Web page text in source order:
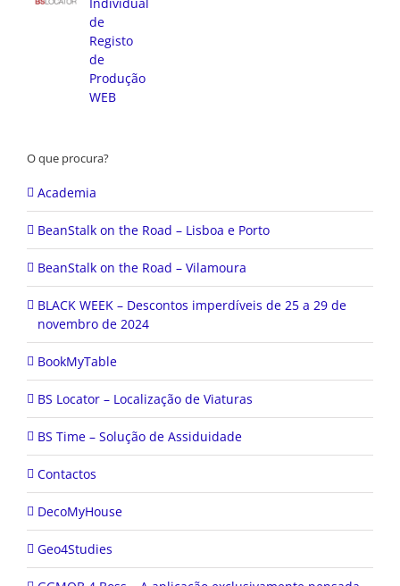
O que procura?
Academia
BeanStalk on the Road – Lisboa e Porto
BeanStalk on the Road – Vilamoura
BLACK WEEK – Descontos imperdíveis de 25 a 29 de
novembro de 2024
BookMyTable
BS Locator – Localização de Viaturas
BS Time – Solução de Assiduidade
Contactos
DecoMyHouse
Geo4Studies